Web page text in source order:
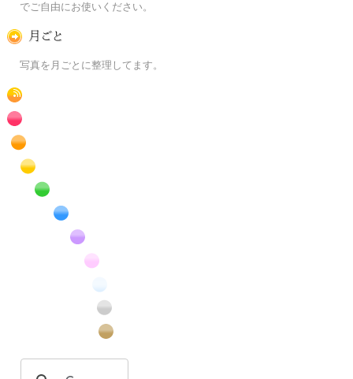
でご自由にお使いください。
写真を月ごとに整理してます。
RSS
赤色の花のフリー写真素材
橙色の花のフリー写真素材
黄色の花のフリー写真素材
緑色の花のフリー写真素材
青色の花のフリー写真素材
紫色の花のフリー写真素材
白色の花のフリー写真素材
昆虫のフリー写真素材